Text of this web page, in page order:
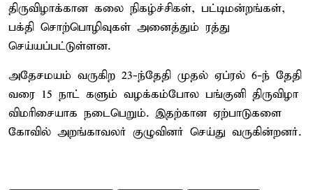
திருவிழாக்கான கலை நிகழ்ச்சிகள், பட்டிமன்றங்கள்,
பக்தி சொற்பொழிவுகள் அனைத்தும் ரத்து
செய்யப்பட்டுள்ளன.
அதேசமயம் வருகிற 23-ந்தேதி முதல் ஏப்ரல் 6-ந் தேதி
வரை 15 நாட் களும் வழக்கம்போல பங்குனி திருவிழா
விமரிசையாக நடைபெறும். இதற்கான ஏற்பாடுகளை
கோவில் அறங்காவலர் குழுவினர் செய்து வருகின்றனர்.